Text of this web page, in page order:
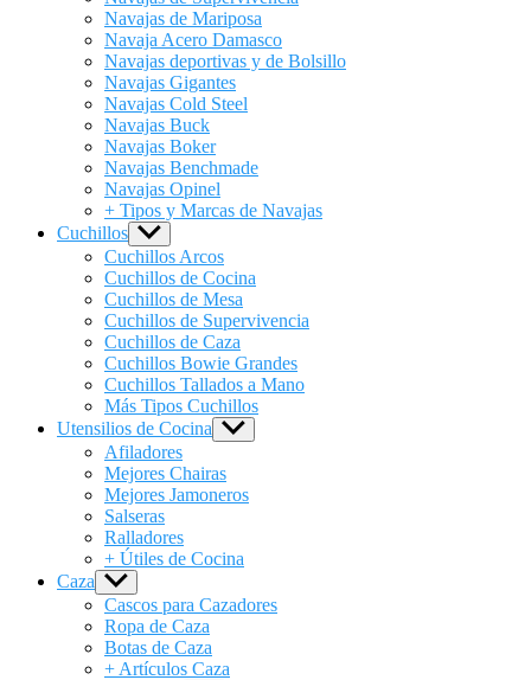
Navajas de Mariposa
Navaja Acero Damasco
Navajas deportivas y de Bolsillo
Navajas Gigantes
Navajas Cold Steel
Navajas Buck
Navajas Boker
Navajas Benchmade
Navajas Opinel
+ Tipos y Marcas de Navajas
Cuchillos Show
sub
menu
Cuchillos Arcos
Cuchillos de Cocina
Cuchillos de Mesa
Cuchillos de Supervivencia
Cuchillos de Caza
Cuchillos Bowie Grandes
Cuchillos Tallados a Mano
Más Tipos Cuchillos
Utensilios de Cocina Show
sub
Afiladores
Mejores Chairas
Mejores Jamoneros
Salseras
Ralladores
+ Útiles de Cocina
Caza Show
sub
menu
Cascos para Cazadores
Ropa de Caza
Botas de Caza
+ Artículos Caza